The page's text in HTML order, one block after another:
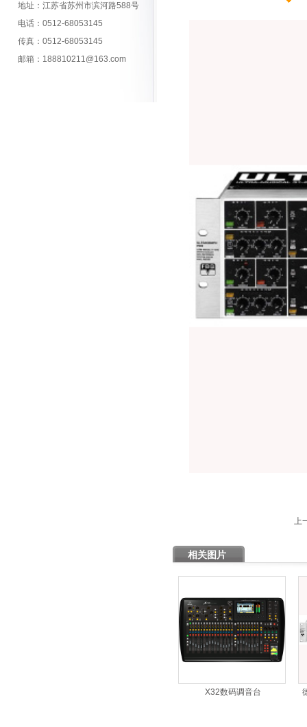
地址：江苏省苏州市滨河路588号
电话：0512-68053145
传真：0512-68053145
邮箱：188810211@163.com
上
相关图片
X32数码调音台